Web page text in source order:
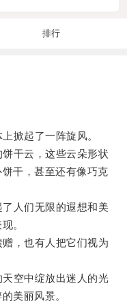
排行
掀起了一阵旋风。
干云，这些云朵形状
干，甚至还有像巧克
人们无限的遐想和美
。
，也有人把它们视为
空中绽放出迷人的光
美丽风景。